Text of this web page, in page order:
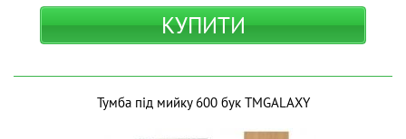
КУПИТИ
Тумба під мийку 600 бук ТМGALAXY